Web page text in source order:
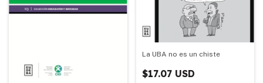
La UBA no es un chiste
$17.07 USD